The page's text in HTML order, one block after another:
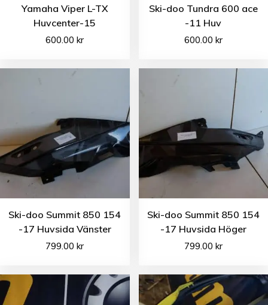
Yamaha Viper L-TX
Huvcenter-15
600.00kr
Ski-doo Tundra 600 ace
-11 Huv
600.00 kr
Ski-doo Summit 850 154
-17 Huvsida Vänster
799.00kr
Ski-doo Summit 850 154
-17 Huvsida Höger
799.00 kr